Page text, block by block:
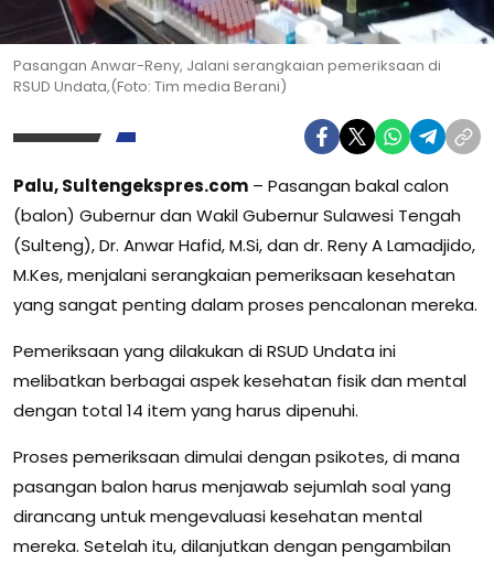
Pasangan Anwar-Reny, Jalani serangkaian pemeriksaan di
RSUD Undata,(Foto: Tim media Berani)
Palu, Sultengekspres.com – Pasangan bakal calon
(balon) Gubernur dan Wakil Gubernur Sulawesi Tengah
(Sulteng), Dr. Anwar Hafid, M.Si, dan dr. Reny A Lamadjido,
M.Kes, menjalani serangkaian pemeriksaan kesehatan
yang sangat penting dalam proses pencalonan mereka.
Pemeriksaan yang dilakukan di RSUD Undata ini
melibatkan berbagai aspek kesehatan fisik dan mental
dengan total 14 item yang harus dipenuhi.
Proses pemeriksaan dimulai dengan psikotes, di mana
pasangan balon harus menjawab sejumlah soal yang
dirancang untuk mengevaluasi kesehatan mental
mereka. Setelah itu, dilanjutkan dengan pengambilan